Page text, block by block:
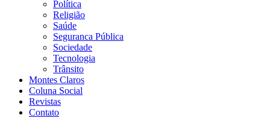
Política
Religião
Saúde
Seguranca Pública
Sociedade
Tecnologia
Trânsito
Montes Claros
Coluna Social
Revistas
Contato